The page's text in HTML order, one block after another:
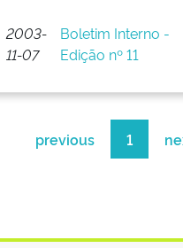
2003-
11-07
Boletim Interno -
Edição nº 11
previous 1